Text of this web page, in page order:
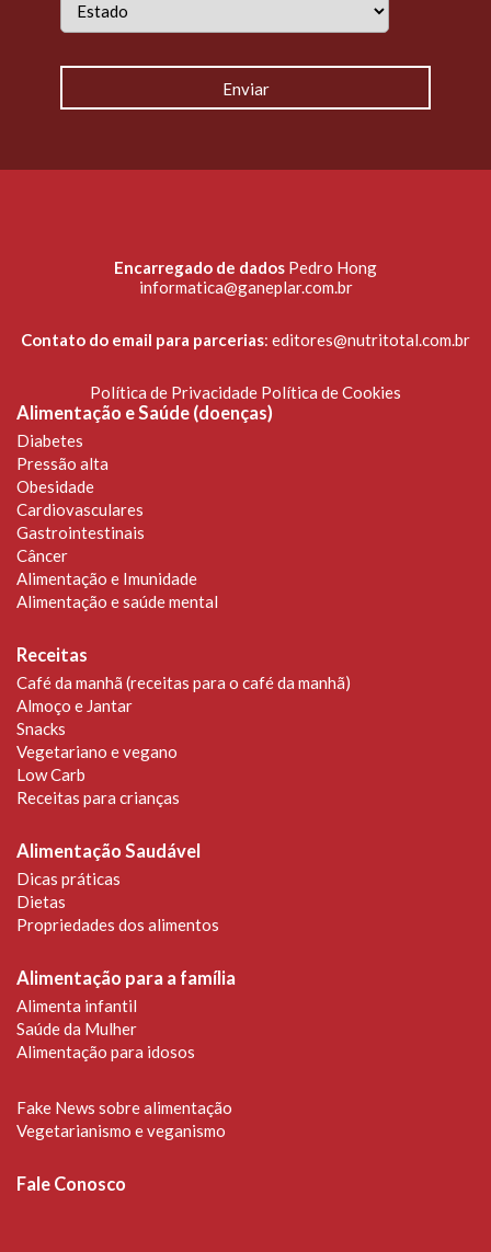
Encarregado de dados Pedro Hong
informatica@ganeplar.com.br
Contato do email para parcerias: editores@nutritotal.com.br
Política de Privacidade Política de Cookies
Alimentação e Saúde (doenças)
Diabetes
Pressão alta
Obesidade
Cardiovasculares
Gastrointestinais
Câncer
Alimentação e Imunidade
Alimentação e saúde mental
Receitas
Café da manhã (receitas para o café da manhã)
Almoço e Jantar
Snacks
Vegetariano e vegano
Low Carb
Receitas para crianças
Alimentação Saudável
Dicas práticas
Dietas
Propriedades dos alimentos
Alimentação para a família
Alimenta infantil
Saúde da Mulher
Alimentação para idosos
Fake News sobre alimentação
Vegetarianismo e veganismo
Fale Conosco